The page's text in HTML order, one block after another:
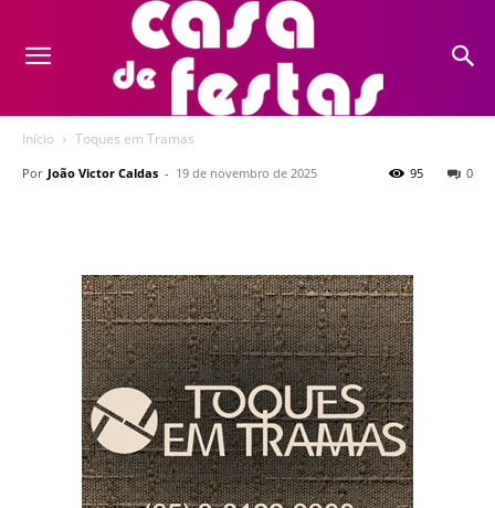
Início Toques em Tramas
Por João Victor Caldas - 19 de novembro de 2025 0
95